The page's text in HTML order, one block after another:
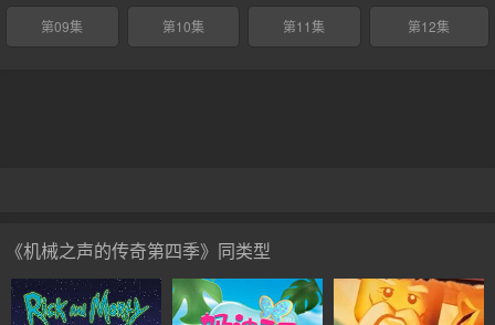
第09集 第10集 第11集 第12集
《机械之声的传奇第四季》同类型